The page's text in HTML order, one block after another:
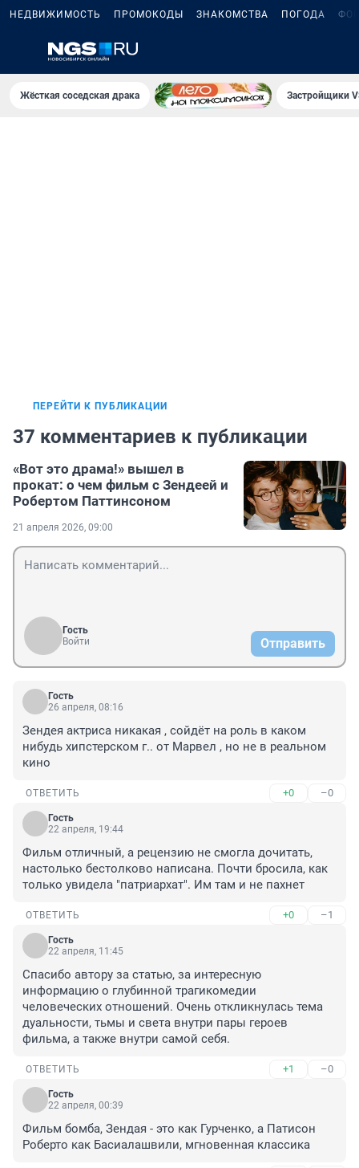
НЕДВИЖИМОСТЬ ПРОМОКОДЫ ЗНАКОМСТВА ПОГОДА
Жёсткая соседская драка Застройщики
ПЕРЕЙТИ К ПУБЛИКАЦИИ
37 комментариев к публикации
«Вот это драма!» вышел в
прокат: о чем фильм с Зендеей и
Робертом Паттинсоном
21 апреля 2026, 09:00
Гость
Войти
Отправить
Гость
26 апреля, 08:16
Зендея актриса никакая , сойдёт на роль в каком
нибудь хипстерском г.. от Марвел , но не в реальном
кино
ОТВЕТИТЬ +0 –0
Гость
22 апреля, 19:44
Фильм отличный, а рецензию не смогла дочитать,
настолько бестолково написана. Почти бросила, как
только увидела "патриархат". Им там и не пахнет
ОТВЕТИТЬ +0 –1
Гость
22 апреля, 11:45
Спасибо автору за статью, за интересную
информацию о глубинной трагикомедии
человеческих отношений. Очень откликнулась тема
дуальности, тьмы и света внутри пары героев
фильма, а также внутри самой себя.
ОТВЕТИТЬ +1 –0
Гость
22 апреля, 00:39
Фильм бомба, Зендая - это как Гурченко, а Патисон
Роберто как Басиалашвили, мгновенная классика